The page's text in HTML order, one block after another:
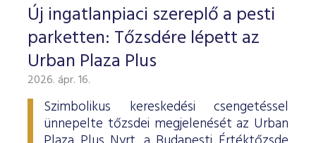
Új ingatlanpiaci szereplő a pesti
parketten: Tőzsdére lépett az
Urban Plaza Plus
2026. ápr. 16.
Szimbolikus kereskedési csengetéssel
ünnepelte tőzsdei megjelenését az Urban